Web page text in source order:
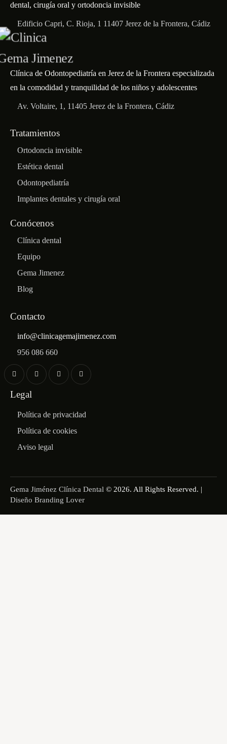
dental, cirugía oral y ortodoncia invisible
Edificio Capri, C. Rioja, 1 11407 Jerez de la Frontera, Cádiz
Clínica de Odontopediatría en Jerez de la Frontera especializada
en la comodidad y tranquilidad de los niños y adolescentes
Av. Voltaire, 1, 11405 Jerez de la Frontera, Cádiz
Tratamientos
Ortodoncia invisible
Estética dental
Odontopediatría
Implantes dentales y cirugía oral
Conócenos
Clínica dental
Equipo
Gema Jimenez
Blog
Contacto
info@clinicagemajimenez.com
956 086 660
Legal
Política de privacidad
Política de cookies
Aviso legal
Gema Jiménez Clínica Dental © 2026. All Rights Reserved. |
Diseño Branding Lover